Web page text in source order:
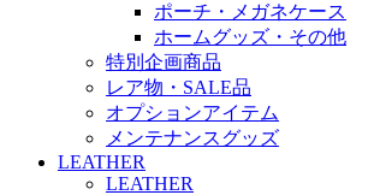
ポーチ・メガネケース
ホームグッズ・その他
特別企画商品
レア物・SALE品
オプションアイテム
メンテナンスグッズ
LEATHER
LEATHER